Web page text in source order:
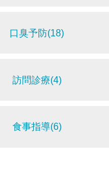
口臭予防(18)
訪問診療(4)
食事指導(6)